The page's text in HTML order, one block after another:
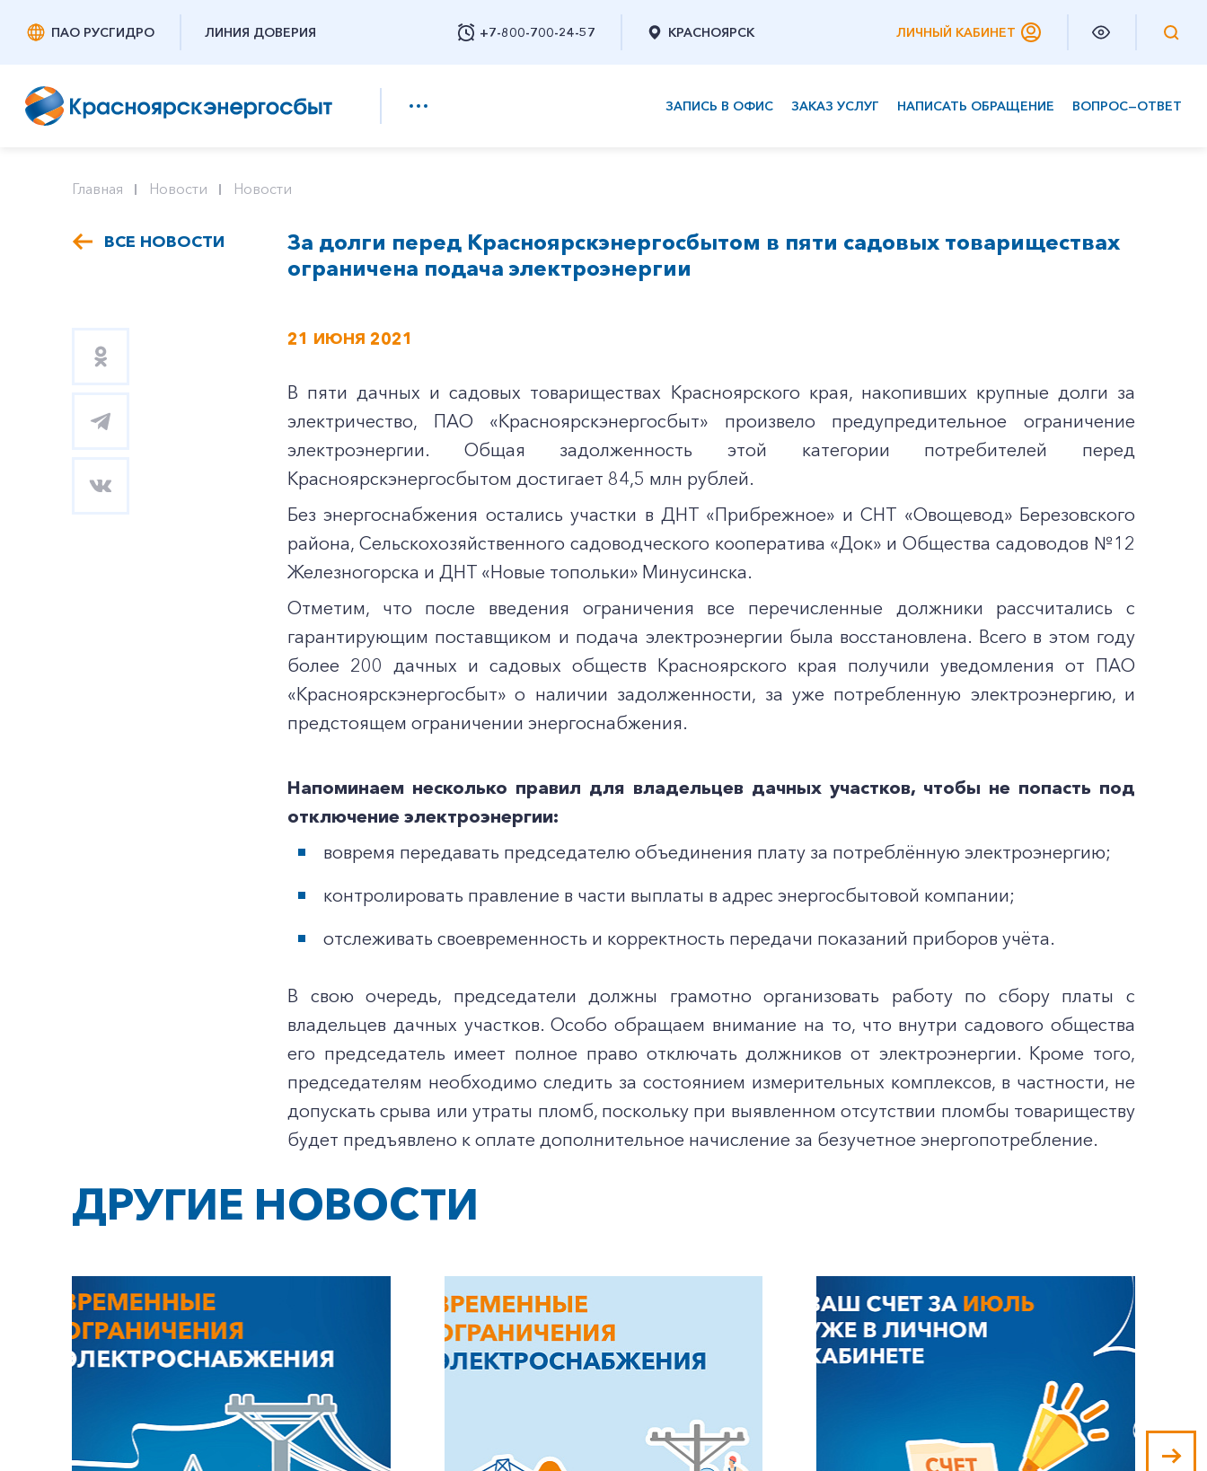
ПАО РУСГИДРО ЛИНИЯ ДОВЕРИЯ +7-800-700-24-57
Заказать обратный звонок
КРАСНОЯРСК ЛИЧНЫЙ КАБИНЕТ
ЗАПИСЬ В ОФИС ЗАКАЗ УСЛУГ НАПИСАТЬ ОБРАЩЕНИЕ ВОПРОС—ОТВЕТ
Корпоративным клиентам
Главная Новости Новости
ВСЕ НОВОСТИ
За долги перед Красноярскэнергосбытом в пяти садовых товариществах
ограничена подача электроэнергии
21 ИЮНЯ 2021
В пяти дачных и садовых товариществах Красноярского края, накопивших крупные долги за
электричество, ПАО «Красноярскэнергосбыт» произвело предупредительное ограничение
электроэнергии. Общая задолженность этой категории потребителей перед
Красноярскэнергосбытом достигает 84,5 млн рублей.
Без энергоснабжения остались участки в ДНТ «Прибрежное» и СНТ «Овощевод» Березовского
района, Сельскохозяйственного садоводческого кооператива «Док» и Общества садоводов №12
Железногорска и ДНТ «Новые топольки» Минусинска.
Отметим, что после введения ограничения все перечисленные должники рассчитались с
гарантирующим поставщиком и подача электроэнергии была восстановлена. Всего в этом году
более 200 дачных и садовых обществ Красноярского края получили уведомления от ПАО
«Красноярскэнергосбыт» о наличии задолженности, за уже потребленную электроэнергию, и
предстоящем ограничении энергоснабжения.
Напоминаем несколько правил для владельцев дачных участков, чтобы не попасть под
отключение электроэнергии:
вовремя передавать председателю объединения плату за потреблённую электроэнергию;
контролировать правление в части выплаты в адрес энергосбытовой компании;
отслеживать своевременность и корректность передачи показаний приборов учёта.
В свою очередь, председатели должны грамотно организовать работу по сбору платы с
владельцев дачных участков. Особо обращаем внимание на то, что внутри садового общества
его председатель имеет полное право отключать должников от электроэнергии. Кроме того,
председателям необходимо следить за состоянием измерительных комплексов, в частности, не
допускать срыва или утраты пломб, поскольку при выявленном отсутствии пломбы товариществу
будет предъявлено к оплате дополнительное начисление за безучетное энергопотребление.
ДРУГИЕ НОВОСТИ